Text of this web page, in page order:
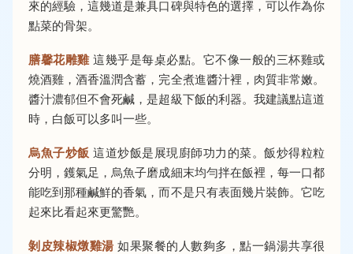
來的經驗，這幾道是兼具口碑與特色的選擇，可以作為你
點菜的骨架。
膳馨花雕雞這幾乎是每桌必點。它不像一般的三杯雞或
燒酒雞，酒香溫潤含蓄，完全煮進醬汁裡，肉質非常嫩。
醬汁濃郁但不會死鹹，是超級下飯的利器。我建議點這道
時，白飯可以多叫一些。
烏魚子炒飯 這道炒飯是展現廚師功力的菜。飯炒得粒粒
分明，鑊氣足，烏魚子磨成細末均勻拌在飯裡，每一口都
能吃到那種鹹鮮的香氣，而不是只有表面幾片裝飾。它吃
起來比看起來更驚艷。
剝皮辣椒燉雞湯 如果聚餐的人數夠多，點一鍋湯共享很